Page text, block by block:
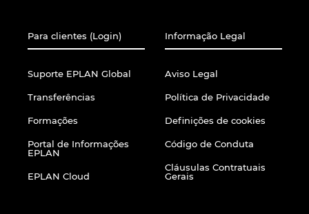
Para clientes (Login)
Suporte EPLAN Global
Transferências
Formações
Portal de Informações
EPLAN
EPLAN Cloud
Informação Legal
Aviso Legal
Política de Privacidade
Definições de cookies
Código de Conduta
Cláusulas Contratuais
Gerais